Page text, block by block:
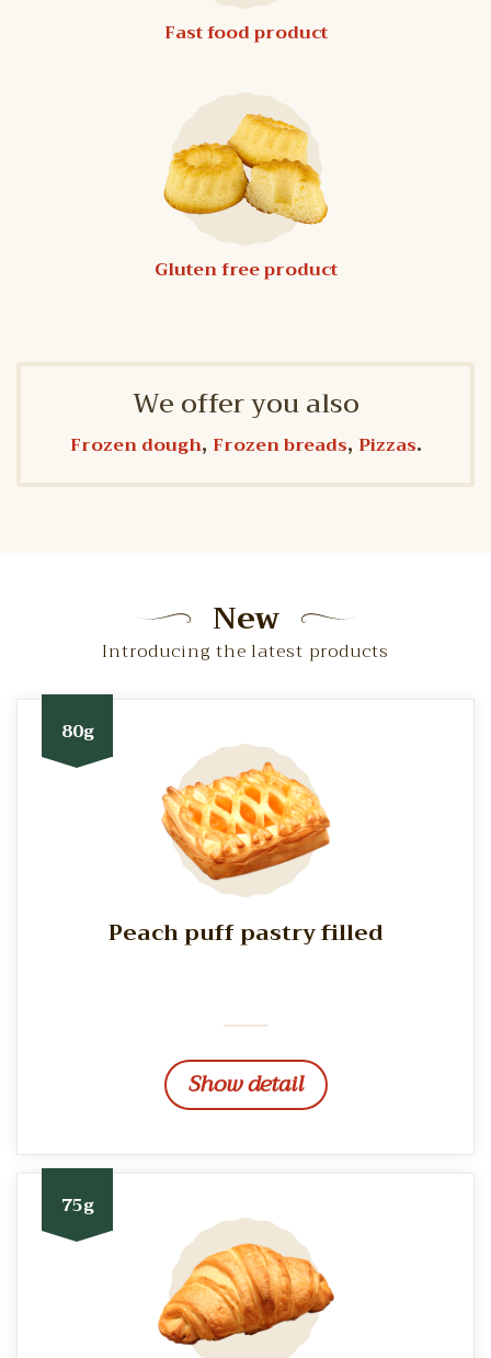
Fast food product
Gluten free product
We offer you also
Frozen dough, Frozen breads, Pizzas.
New
Introducing the latest products
80g
Peach puff pastry filled
Show detail
75g